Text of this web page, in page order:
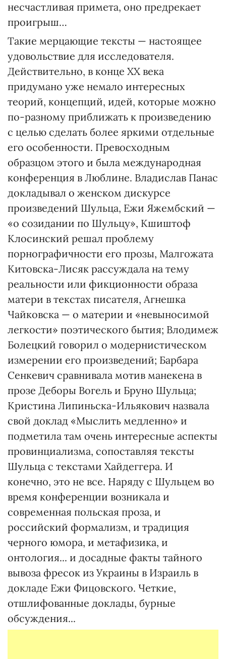
несчастливая примета, оно предрекает
проигрыш…
Такие мерцающие тексты — настоящее
удовольствие для исследователя.
Действительно, в конце ХХ века
придумано уже немало интересных
теорий, концепций, идей, которые можно
по-разному приближать к произведению
с целью сделать более яркими отдельные
его особенности. Превосходным
образцом этого и была международная
конференция в Люблине. Владислав Панас
докладывал о женском дискурсе
произведений Шульца, Ежи Яжембский —
«о созидании по Шульцу», Кшиштоф
Клосинский решал проблему
порнографичности его прозы, Малгожата
Китовска-Лисяк рассуждала на тему
реальности или фикционности образа
матери в текстах писателя, Агнешка
Чайковска — о материи и «невыносимой
легкости» поэтического бытия; Влодимеж
Болецкий говорил о модернистическом
измерении его произведений; Барбара
Сенкевич сравнивала мотив манекена в
прозе Деборы Вогель и Бруно Шульца;
Кристина Липиньска-Ильякович назвала
свой доклад «Мыслить медленно» и
подметила там очень интересные аспекты
провинциализма, сопоставляя тексты
Шульца с текстами Хайдеггера. И
конечно, это не все. Наряду с Шульцем во
время конференции возникала и
современная польская проза, и
российский формализм, и традиция
черного юмора, и метафизика, и
онтология... и досадные факты тайного
вывоза фресок из Украины в Израиль в
докладе Ежи Фицовского. Четкие,
отшлифованные доклады, бурные
обсуждения...